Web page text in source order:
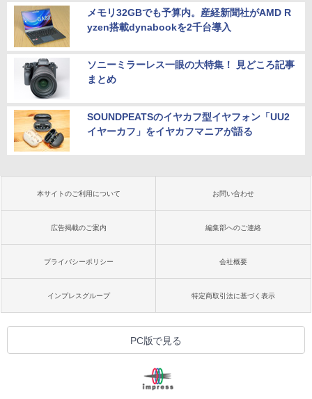
メモリ32GBでも予算内。産経新聞社がAMD R
yzen搭載dynabookを2千台導入
ソニーミラーレス一眼の大特集！ 見どころ記事
まとめ
SOUNDPEATSのイヤカフ型イヤフォン「UU2
イヤーカフ」をイヤカフマニアが語る
本サイトのご利用について お問い合わせ
広告掲載のご案内 編集部へのご連絡
プライバシーポリシー 会社概要
インプレスグループ 特定商取引法に基づく表示
PC版で見る